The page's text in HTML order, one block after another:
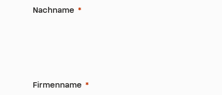
Nachname
Firmenname